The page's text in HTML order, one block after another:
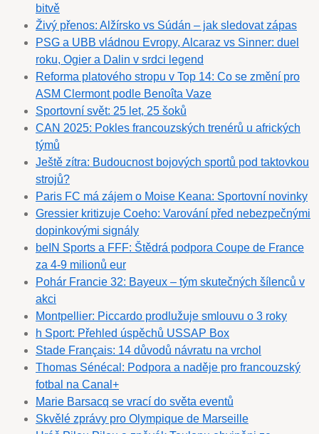
bitvě
Živý přenos: Alžírsko vs Súdán – jak sledovat zápas
PSG a UBB vládnou Evropy, Alcaraz vs Sinner: duel
roku, Ogier a Dalin v srdci legend
Reforma platového stropu v Top 14: Co se změní pro
ASM Clermont podle Benoîta Vaze
Sportovní svět: 25 let, 25 šoků
CAN 2025: Pokles francouzských trenérů u afrických
týmů
Ještě zítra: Budoucnost bojových sportů pod taktovkou
strojů?
Paris FC má zájem o Moise Keana: Sportovní novinky
Gressier kritizuje Coeho: Varování před nebezpečnými
dopinkovými signály
beIN Sports a FFF: Štědrá podpora Coupe de France
za 4-9 milionů eur
Pohár Francie 32: Bayeux – tým skutečných šílenců v
akci
Montpellier: Piccardo prodlužuje smlouvu o 3 roky
h Sport: Přehled úspěchů USSAP Box
Stade Français: 14 důvodů návratu na vrchol
Thomas Sénécal: Podpora a naděje pro francouzský
fotbal na Canal+
Marie Barsacq se vrací do světa eventů
Skvělé zprávy pro Olympique de Marseille